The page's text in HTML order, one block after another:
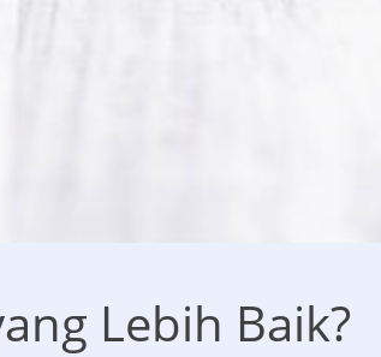
Lebih Baik?